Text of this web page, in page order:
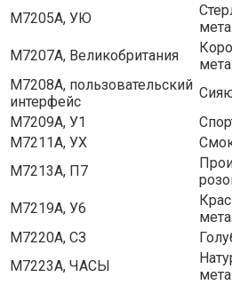
M7205A, УЮ
M7207A, Великобритания
M7208A, пользовательский
интерфейс
М7209А, У1
M7211A, УХ
М7213А, П7
М7219А, У6
М7220А, СЗ
M7223A, ЧАСЫ